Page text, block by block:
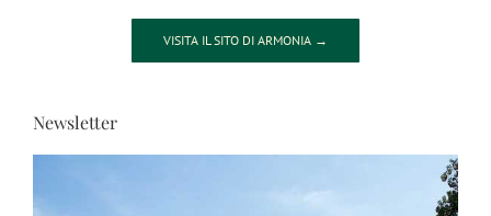
VISITA IL SITO DI ARMONIA →
Newsletter